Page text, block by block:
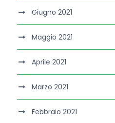
Giugno 2021
Maggio 2021
Aprile 2021
Marzo 2021
Febbraio 2021